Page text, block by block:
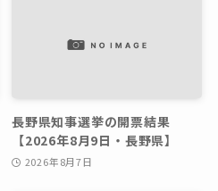
長野県知事選挙の開票結果
【2026年8月9日・長野県】
2026年8月7日